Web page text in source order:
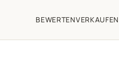
BEWERTENVERKAUFEN